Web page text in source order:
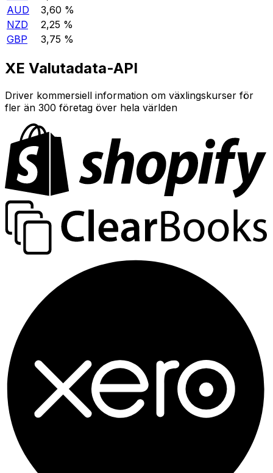
AUD
3,60 %
NZD
2,25 %
GBP
3,75 %
XE Valutadata-API
Driver kommersiell information om växlingskurser för
fler än 300 företag över hela världen